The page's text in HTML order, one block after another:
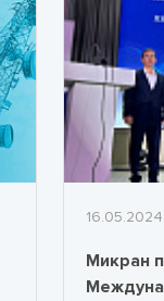
16.05.2024
Микран